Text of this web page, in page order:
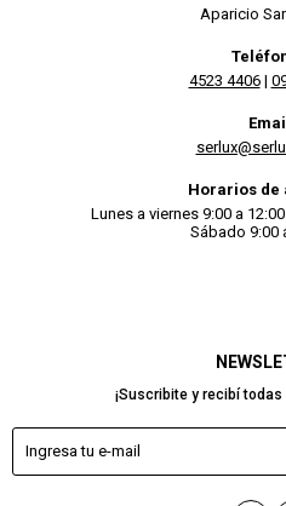
¡Suscribite y recibí
Aparicio
4523 4406|
Horarios de
Lunes a viernes 9:00 a
Sábado 9:00